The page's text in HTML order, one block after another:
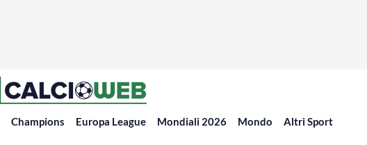
Champions Europa League Mondiali 2026 Mondo Altri Sport